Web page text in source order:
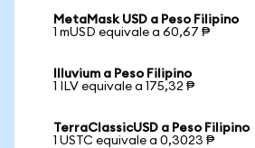
MetaMask USD a Peso Filipino
1 mUSD equivale a 60,67 ₱
Illuvium a Peso Filipino
1 ILV equivale a 175,32 ₱
TerraClassicUSD a Peso Filipino
1 USTC equivale a 0,3023 ₱